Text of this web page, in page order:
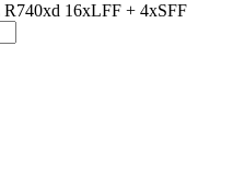
16xLFF + 4xSFF